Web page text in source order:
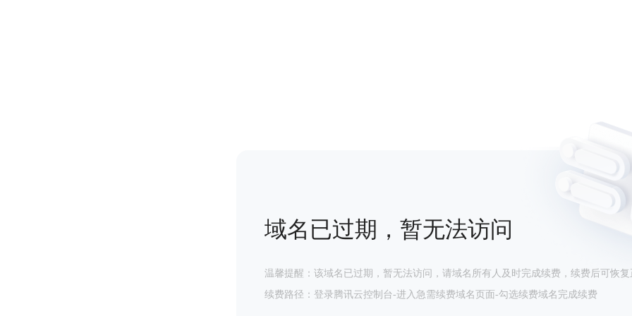
域名已过期，暂无法访问
温馨提醒：该域名已过期，暂无法访问，请域名所有人及时完成续费，续费后可恢复
续费路径：登录腾讯云控制台-进入急需续费域名页面-勾选续费域名完成续费